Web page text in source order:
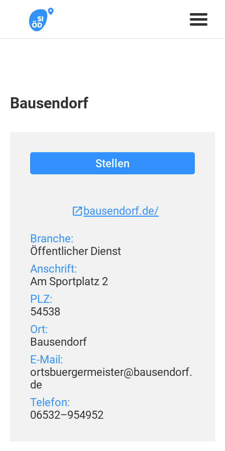
Bausendorf
Stellen
bausendorf.de/
Branche:
Öffentlicher Dienst
Anschrift:
Am Sportplatz 2
PLZ:
54538
Ort:
Bausendorf
E-Mail:
ortsbuergermeister@bausendorf.
de
Telefon:
06532–954952